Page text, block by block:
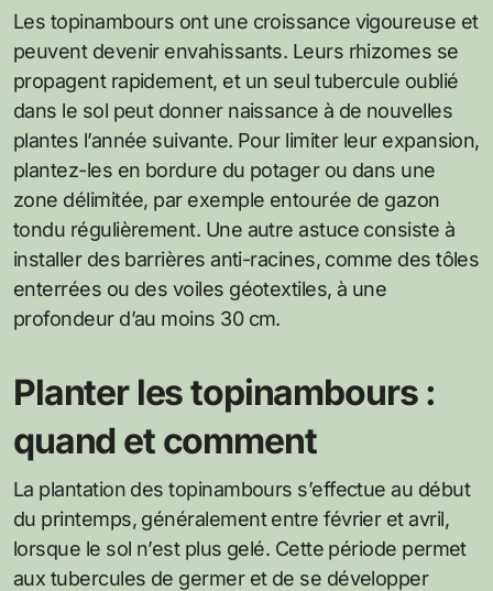
Les topinambours ont une croissance vigoureuse et
peuvent devenir envahissants. Leurs rhizomes se
propagent rapidement, et un seul tubercule oublié
dans le sol peut donner naissance à de nouvelles
plantes l’année suivante. Pour limiter leur expansion,
plantez-les en bordure du potager ou dans une
zone délimitée, par exemple entourée de gazon
tondu régulièrement. Une autre astuce consiste à
installer des barrières anti-racines, comme des tôles
enterrées ou des voiles géotextiles, à une
profondeur d’au moins 30 cm.
Planter les topinambours :
quand et comment
La plantation des topinambours s’effectue au début
du printemps, généralement entre février et avril,
lorsque le sol n’est plus gelé. Cette période permet
aux tubercules de germer et de se développer